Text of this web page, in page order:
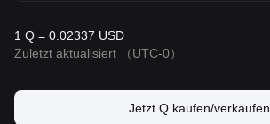
1 Q = 0.02337 USD
Zuletzt aktualisiert
（UTC-0）
Jetzt Q kaufen/verkaufen